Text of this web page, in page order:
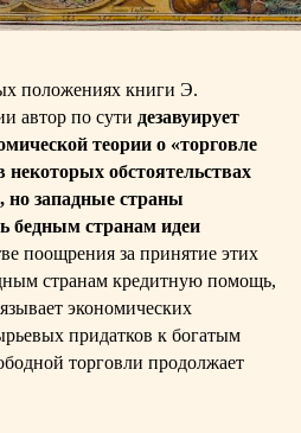
положениях книги Э.
автор по сути дезавуирует
теории о «торговле
некоторых обстоятельствах
но западные страны
бедным странам идеи
поощрения за принятие этих
странам кредитную помощь,
экономических
придатков к богатым
торговли продолжает